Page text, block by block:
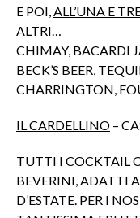
E POI,ALL’UNA E
ALTRI…
CHIMAY, BACARDI
BECK’S BEER,
CHARRINGTON,
IL CARDELLINO –
TUTTI I COCKTAIL
BEVERINI, ADATTI
D’ESTATE. PER I